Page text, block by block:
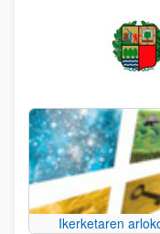
Ikerketaren